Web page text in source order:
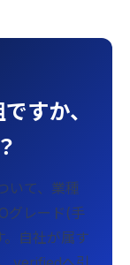
すか、
いて、業種
グレード(手
自社が属す